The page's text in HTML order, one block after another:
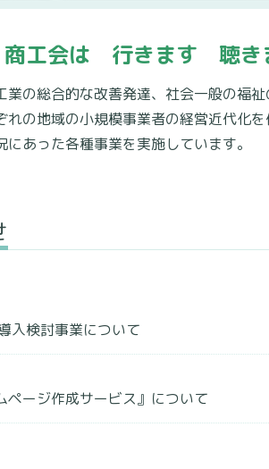
商工会は 行きます 聴
の総合的な改善発達、社会一般の福
れの地域の小規模事業者の経営近代化
あった各種事業を実施しています。
入検討事業について
ージ作成サービス』について